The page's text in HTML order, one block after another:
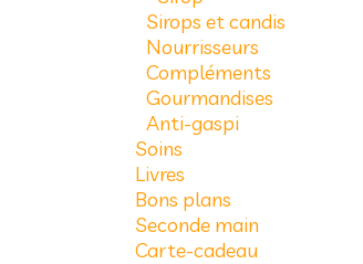
Sirops et candis
Nourrisseurs
Compléments
Gourmandises
Anti-gaspi
Soins
Livres
Bons plans
Seconde main
Carte-cadeau